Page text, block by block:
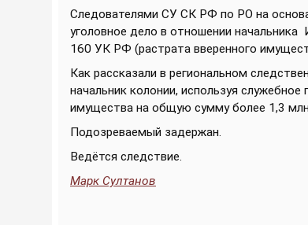
Следователями СУ СК РФ по РО на
уголовное дело в отношении начальника
160 УК РФ (растрата вверенного
Как рассказали в региональном
начальник колонии, используя
имущества на общую сумму более 1,3 млн
Подозреваемый задержан.
Ведётся следствие.
Марк Султанов